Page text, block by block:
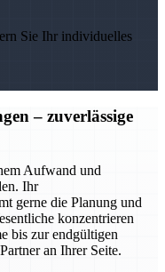
Sie Ihr individuelles
– zuverlässige
Aufwand und
Ihr
gerne die Planung und
konzentrieren
bis zur endgültigen
an Ihrer Seite.